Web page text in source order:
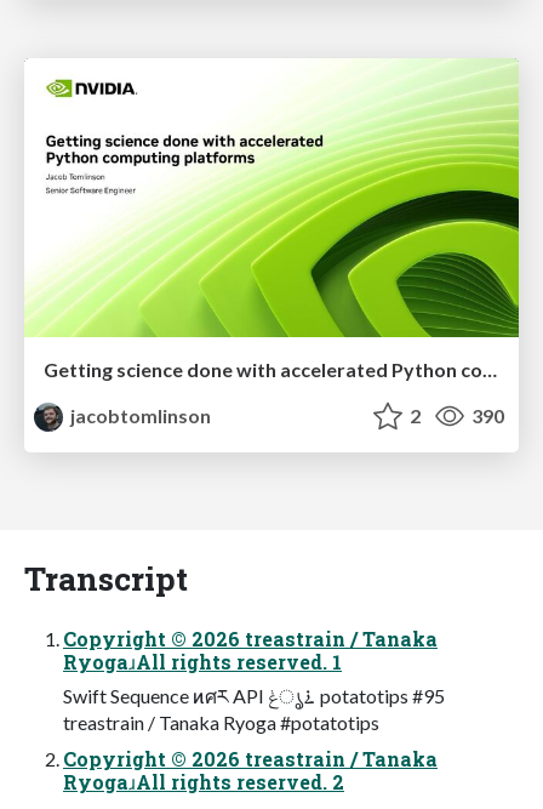
jacobtomlinson
2 390
Transcript
Copyright © 2026 treastrain / Tanaka
RyogaɹAll rights reserved. 1
Swift Sequence ͷศར API ࠶ൃݟ potatotips #95
treastrain / Tanaka Ryoga #potatotips
Copyright © 2026 treastrain / Tanaka
RyogaɹAll rights reserved. 2